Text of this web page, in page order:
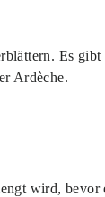
Es
Ardèche.
wird,